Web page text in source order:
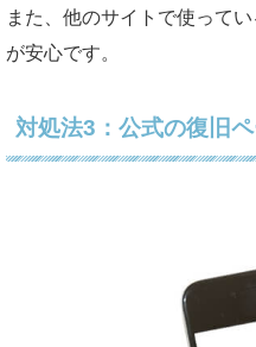
また、他のサイトで使って
が安心です。
対処法3：公式の復旧